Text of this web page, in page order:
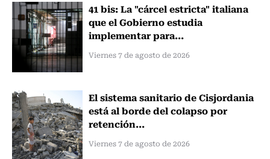
41 bis: La "cárcel estricta" italiana
que el Gobierno estudia
implementar para...
Viernes 7 de agosto de 2026
El sistema sanitario de Cisjordania
está al borde del colapso por
retención...
Viernes 7 de agosto de 2026